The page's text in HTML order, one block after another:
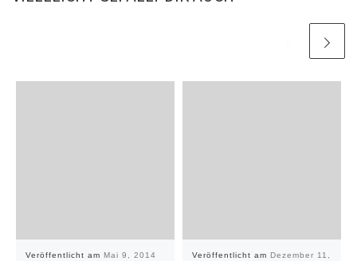
Veröffentlicht am Mai 9, 2014 Veröffentlicht am Dezember 11,